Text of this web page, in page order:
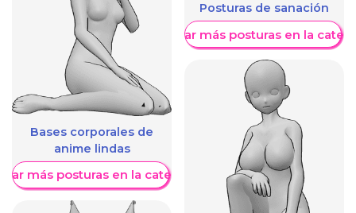
Bases corporales de
anime lindas
más posturas en la categoría
Posturas de sanación
Mostrar más posturas en la